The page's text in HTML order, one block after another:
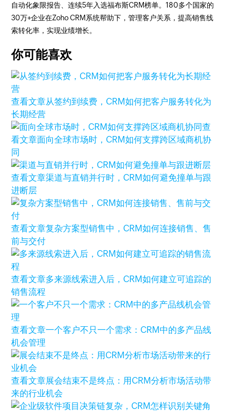
自动化象限报告、连续5年入选福布斯CRM榜单。180多个国家的
30万+企业在Zoho CRM系统帮助下，管理客户关系，提高销售线
索转化率，实现业绩增长。
你可能喜欢
查看文章从签约到续费，CRM如何把客户服务转化为
长期经营
查
看文章面向全球市场时，CRM如何支撑跨区域商机协
同
查看文章渠道与直销并行时，CRM如何避免撞单与跟
进断层
查看文章复杂方案型销售中，CRM如何连接销售、售
前与交付
查看文章多来源线索进入后，CRM如何建立可追踪的
销售流程
查看文章一个客户不只一个需求：CRM中的多产品线
机会管理
查看文章展会结束不是终点：用CRM分析市场活动带
来的行业机会